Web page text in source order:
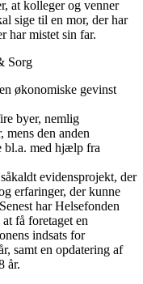
at kolleger og venner
sige til en mor, der har
har mistet sin far.
Sorg
økonomiske gevinst
byer, nemlig
den anden
bl.a. med hjælp fra
evidensprojekt, der
erfaringer, der kunne
har Helsefonden
få foretaget en
indsats for
samt en opdatering af
år.